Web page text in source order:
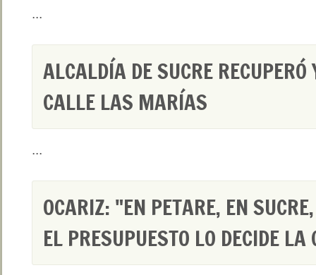
...
ALCALDÍA DE SUCRE
CALLE LAS MARÍAS
...
OCARIZ: "EN PETARE, EN SUCRE,
EL PRESUPUESTO LO DECIDE